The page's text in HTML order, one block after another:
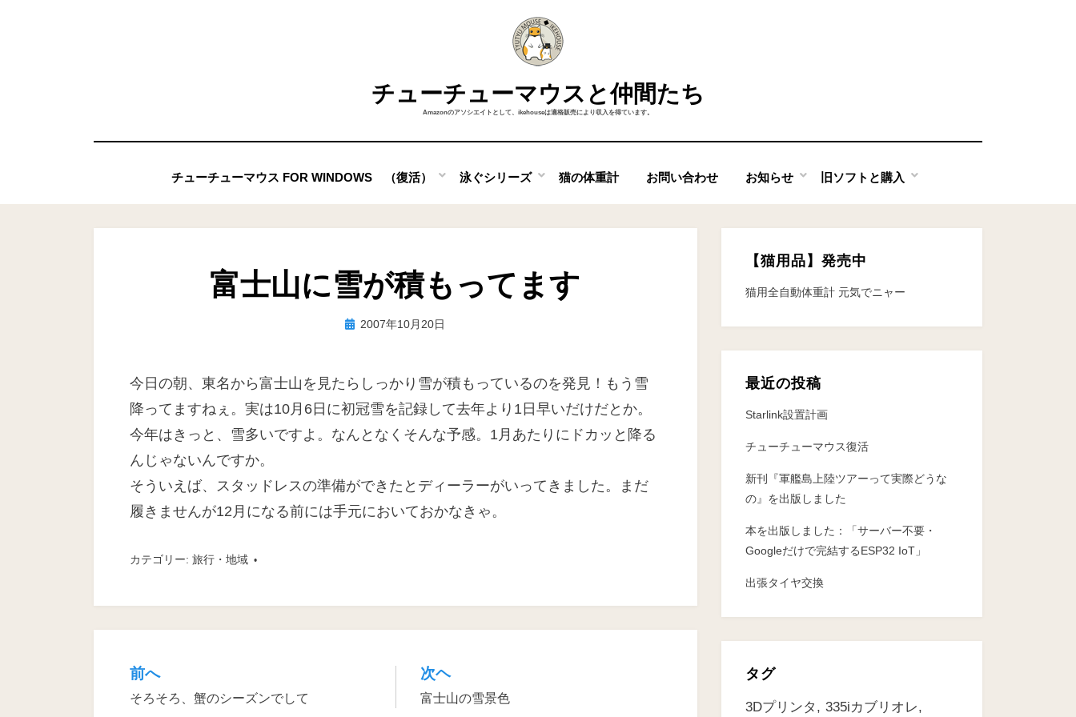
チューチューマウスと仲間たち
Amazonのアソシエイトとして、ikehouseは適格販売により収入を得ています。
チューチューマウス FOR WINDOWS （復活） 泳ぐシリーズ 猫の体重計 お問い合わせ お知らせ 旧ソフトと購入
富士山に雪が積もってます
投稿者ike
投 2007年10月20日
今日の朝、東名から富士山を見たらしっかり雪が積もっているのを発見！もう雪
降ってますねぇ。実は10月6日に初冠雪を記録して去年より1日早いだけだとか。
今年はきっと、雪多いですよ。なんとなくそんな予感。1月あたりにドカッと降る
んじゃないんですか。
そういえば、スタッドレスの準備ができたとディーラーがいってきました。まだ
履きませんが12月になる前には手元においておかなきゃ。
カテゴリー: 旅行・地域
投
稿
前へ
そろそろ、蟹のシーズンでして
次ヘ
富士山の雪景色
【猫用品】発売中
猫用全自動体重計 元気でニャー
最近の投稿
Starlink設置計画
チューチューマウス復活
新刊『軍艦島上陸ツアーって実際どうな
の』を出版しました
本を出版しました：「サーバー不要・
Googleだけで完結するESP32 IoT」
出張タイヤ交換
タグ
3Dプリンタ
335iカブリオレ